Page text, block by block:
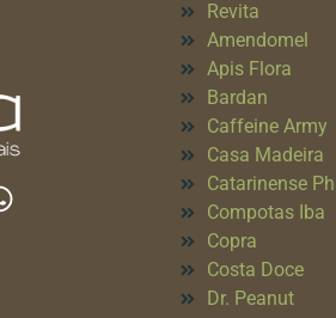
Revita
Amendomel
Apis Flora
Bardan
Caffeine Army
Casa Madeira
Catarinense
Compotas Iba
Copra
Costa Doce
Dr. Peanut